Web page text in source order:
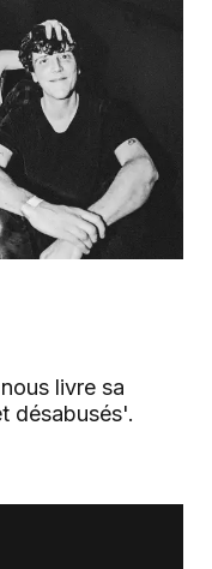
livre sa
désabusés'.